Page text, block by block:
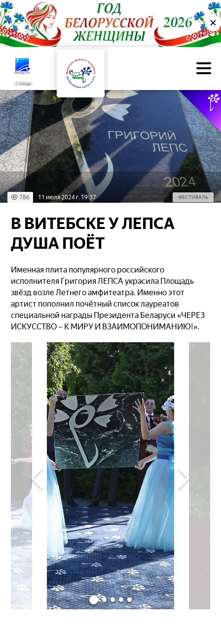
✕
Назад
786 11 июля 2024 г. 19:37 ФЕСТИВАЛЬ
В ВИТЕБСКЕ У ЛЕПСА
ДУША ПОЁТ
Именная плита популярного российского
исполнителя Григория ЛЕПСА украсила Площадь
звёзд возле Летнего амфитеатра. Именно этот
артист пополнил почётный список лауреатов
специальной награды Президента Беларуси «ЧЕРЕЗ
ИСКУССТВО – К МИРУ И ВЗАИМОПОНИМАНИЮ!».